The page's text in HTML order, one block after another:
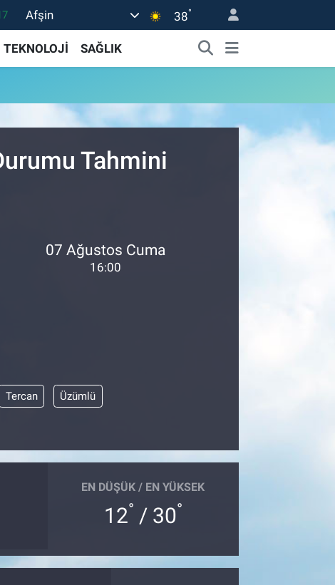
Afşin 38°
TEKNOLOJİ SAĞLIK
Tahmini
07 Ağustos Cuma
16:00
Tercan Üzümlü
EN DÜŞÜK / EN YÜKSEK
12° / 30°